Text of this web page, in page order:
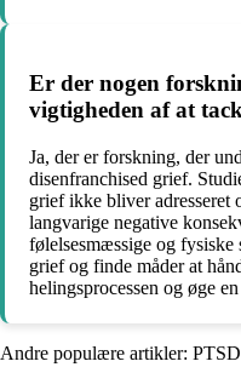
Er der nogen
vigtigheden af at
Ja, der er forskning, der
disenfranchised grief.
grief ikke bliver adresseret
langvarige negative
følelsesmæssige og fysiske
grief og finde måder at
helingsprocessen og øge
Andre populære artikler: